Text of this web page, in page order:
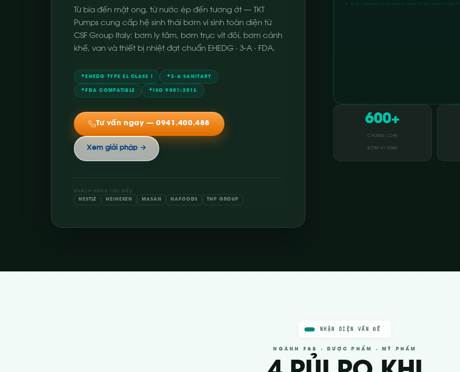
Từ bia đến mật ong, từ nước ép đến tương ớt — TKT
Pumps cung cấp hệ sinh thái bơm vi sinh toàn diện từ
CSF Group Italy: bơm ly tâm, bơm trục vít đôi, bơm cánh
khế, van và thiết bị nhiệt đạt chuẩn EHEDG · 3-A · FDA.
✦ EHEDG TYPE EL CLASS I ✦3-A SANITARY
✦ FDA COMPATIBLE ✦ ISO 9001:2015
Tư vấn ngay — 0941.400.488
Xem giải pháp →
KHÁCH HÀNG TIÊU BIỂU
NESTLÉ
HEINEKEN MASAN NAFOODS THP GROUP
↳ Thay bằng product photo thực tế khi hoàn thiện
600+
CHỦNG LOẠI
BƠM VI SINH
NHẬN DIỆN VẤN ĐỀ
NGÀNH F&B · DƯỢC PHẨM · MỸ PHẨM